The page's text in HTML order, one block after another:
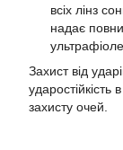
всіх лінз
надає
Захист від
захисту очей.